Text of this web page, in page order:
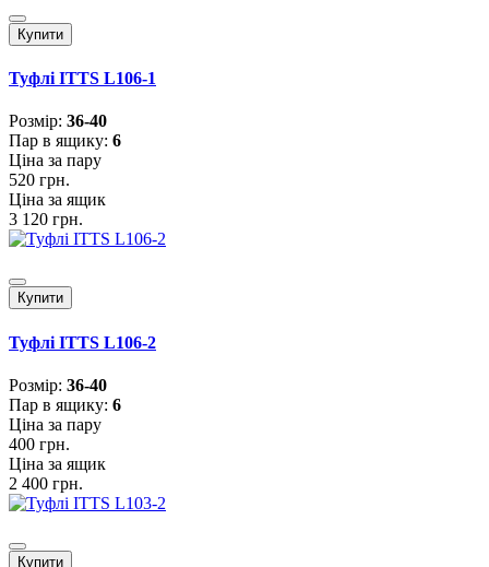
Купити
Туфлі ITTS L106-1
Розмiр: 36-40
Пар в ящику: 6
Ціна за пару
520 грн.
Ціна за ящик
3 120 грн.
Купити
Туфлі ITTS L106-2
Розмiр: 36-40
Пар в ящику: 6
Ціна за пару
400 грн.
Ціна за ящик
2 400 грн.
Купити